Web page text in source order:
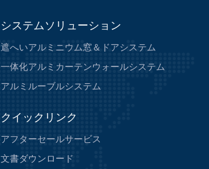
システムソリューション
遮へいアルミニウム窓＆ドアシステム
一体化アルミカーテンウォールシステム
アルミルーブルシステム
クイックリンク
アフターセールサービス
文書ダウンロード